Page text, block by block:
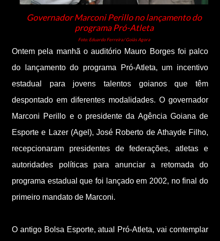
Governador Marconi Perillo no lançamento do
programa Pró-Atleta
Foto: Eduardo Ferreira/ Goiás Agora
Ontem pela manhã o auditório Mauro Borges foi palco
do lançamento do programa Pró-Atleta, um incentivo
estadual para jovens talentos goianos que têm
despontado em diferentes modalidades. O governador
Marconi Perillo e o presidente da Agência Goiana de
Esporte e Lazer (Agel), José Roberto de Athayde Filho,
recepcionaram presidentes de federações, atletas e
autoridades políticas para anunciar a retomada do
programa estadual que foi lançado em 2002, no final do
primeiro mandato de Marconi.
O antigo Bolsa Esporte, atual Pró-Atleta, vai contemplar